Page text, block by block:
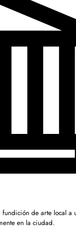
de arte local a
en la ciudad.